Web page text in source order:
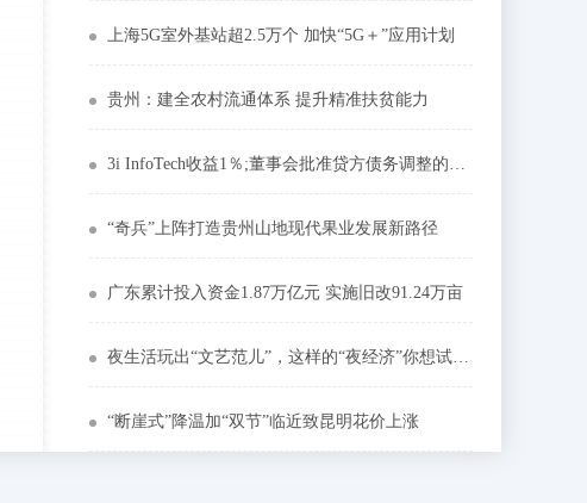
上海5G室外基站超2.5万个 加快“5G＋”应用计划
贵州：建全农村流通体系 提升精准扶贫能力
3i InfoTech收益1％;董事会批准贷方债务调整的提案
“奇兵”上阵打造贵州山地现代果业发展新路径
广东累计投入资金1.87万亿元 实施旧改91.24万亩
夜生活玩出“文艺范儿”，这样的“夜经济”你想试试吗？
“断崖式”降温加“双节”临近致昆明花价上涨